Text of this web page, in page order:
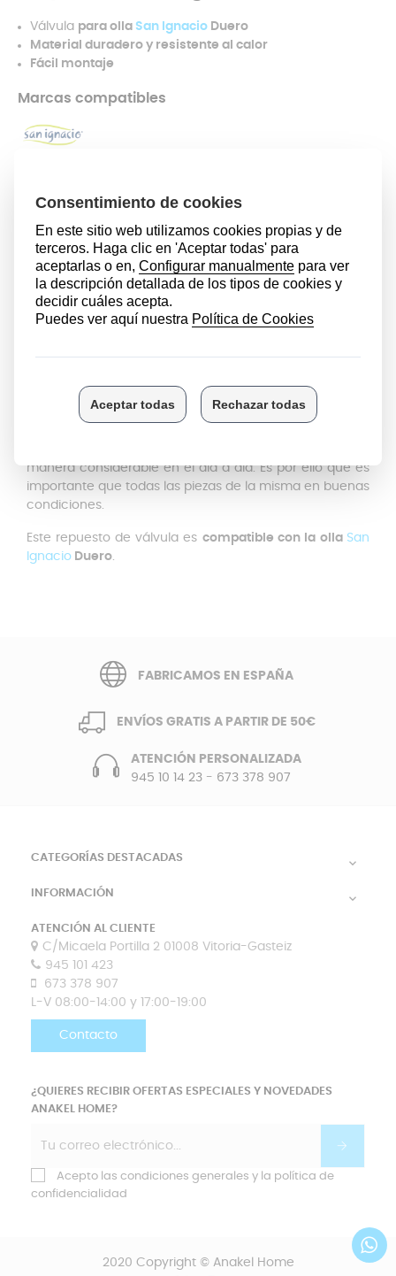
Válvula para olla San Ignacio Duero
Material duradero y resistente al calor
Fácil montaje
Marcas compatibles
5,99 € AÑADIR AL CARRITO
Modelos compatibles
SAN IGNACIO DUERO
manera considerable en el día a día. Es por ello que es
importante que todas las piezas de la misma en buenas
condiciones.
Este repuesto de válvula es compatible con la olla San
Ignacio Duero.
FABRICAMOS EN ESPAÑA
ENVÍOS GRATIS A PARTIR DE 50€
ATENCIÓN PERSONALIZADA
945 10 14 23- 673 378 907
CATEGORÍAS DESTACADAS 
INFORMACIÓN 
ATENCIÓN AL CLIENTE
C/Micaela Portilla 2 01008 Vitoria-Gasteiz
945 101 423
673 378 907
L-V 08:00-14:00 y 17:00-19:00
Contacto
¿QUIERES RECIBIR OFERTAS ESPECIALES Y NOVEDADES
ANAKEL HOME?
Acepto las condiciones generales y la política de
confidencialidad
2020 Copyright © Anakel Home